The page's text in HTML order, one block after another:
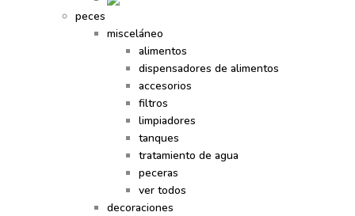
peces
misceláneo
alimentos
dispensadores de alimentos
accesorios
filtros
limpiadores
tanques
tratamiento de agua
peceras
ver todos
decoraciones